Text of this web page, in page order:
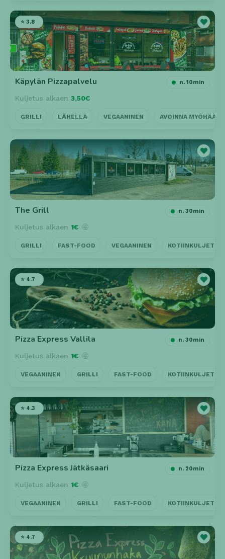
⭐ 3.8
Käpylän Pizzapalvelu n. 10min
Kuljetus alkaen 3,50€
GRILLI LÄHELLÄ VEGAANINEN AVOINNA MYÖHÄÄN
The Grill n. 30min
Kuljetus alkaen 1€ 🤩
GRILLI FAST-FOOD VEGAANINEN KOTIINKULJETUS
⭐ 4.7
Pizza Express Vallila n. 30min
Kuljetus alkaen 1€ 🤩
VEGAANINEN GRILLI FAST-FOOD KOTIINKULJETUS
⭐ 4.3
Pizza Express Jätkäsaari n. 20min
Kuljetus alkaen 1€ 🤩
VEGAANINEN GRILLI FAST-FOOD KOTIINKULJETUS
⭐ 4.7